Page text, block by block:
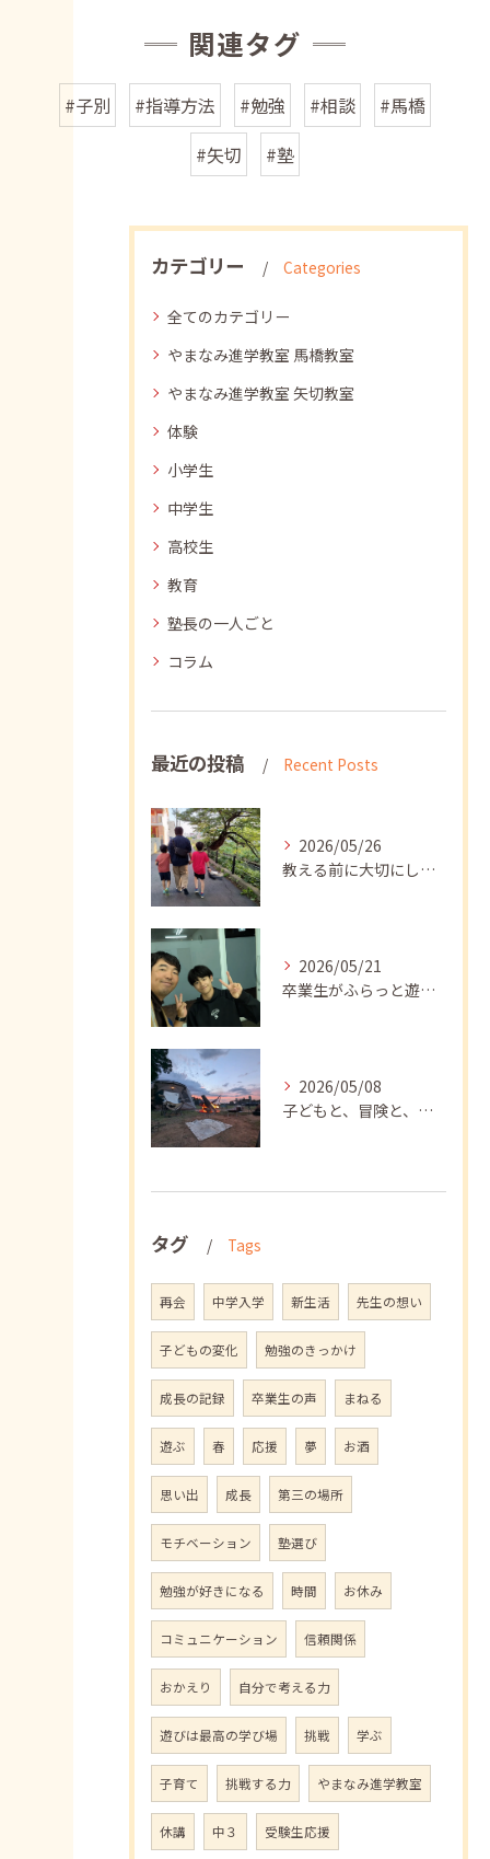
関連タグ
#子別 #指導方法 #勉強 #相談
#馬橋
#矢切
#塾
カテゴリー Categories
全てのカテゴリー
やまなみ進学教室 馬橋教室
やまなみ進学教室 矢切教室
体験
小学生
中学生
高校生
教育
塾長の一人ごと
コラム
最近の投稿 Recent Posts
2026/05/26
教える前に大切にしたいこと
2026/05/21
卒業生がふらっと遊びに来てくれました
2026/05/08
子どもと、冒険と、学び
タグ Tags
再会 中学入学 新生活 先生の想い
子どもの変化 勉強のきっかけ
成長の記録 卒業生の声 まねる
遊ぶ 春 応援 夢 お酒
思い出 成長 第三の場所
モチベーション 塾選び
勉強が好きになる 時間 お休み
コミュニケーション 信頼関係
おかえり 自分で考える力
遊びは最高の学び場 挑戦 学ぶ
子育て 挑戦する力 やまなみ進学教室
休講 中３ 受験生応援